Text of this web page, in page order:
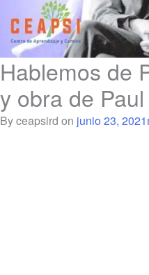
Hablemos de
y obra de
By ceapsird on junio 23, 2021